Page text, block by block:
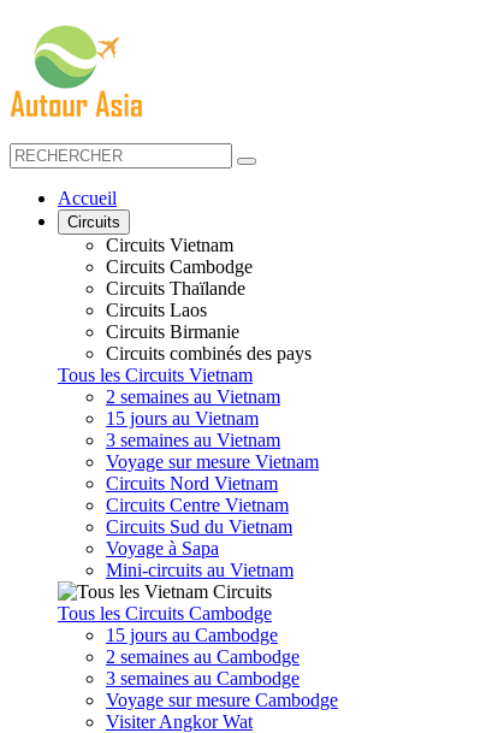
Accueil
Circuits
Circuits Vietnam
Circuits Cambodge
Circuits Thaïlande
Circuits Laos
Circuits Birmanie
Circuits combinés des pays
Tous les Circuits Vietnam
2 semaines au Vietnam
15 jours au Vietnam
3 semaines au Vietnam
Voyage sur mesure Vietnam
Circuits Nord Vietnam
Circuits Centre Vietnam
Circuits Sud du Vietnam
Voyage à Sapa
Mini-circuits au Vietnam
Tous les Circuits Cambodge
15 jours au Cambodge
2 semaines au Cambodge
3 semaines au Cambodge
Voyage sur mesure Cambodge
Visiter Angkor Wat